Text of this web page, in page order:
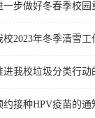
一步做好冬春季校
校2023年冬季清雪
进我校垃圾分类行动
约接种HPV疫苗的通